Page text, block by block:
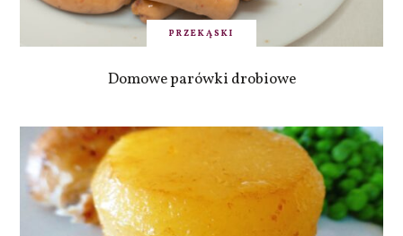
PRZEKĄSKI
Domowe parówki drobiowe